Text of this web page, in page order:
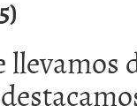
llevamos